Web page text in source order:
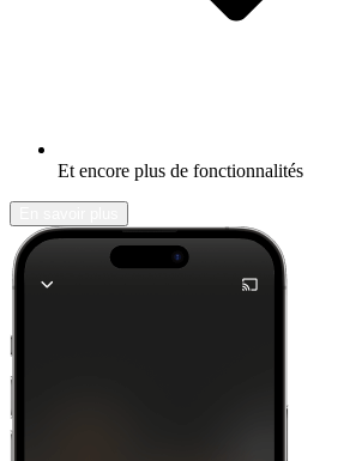
Et encore plus de fonctionnalités